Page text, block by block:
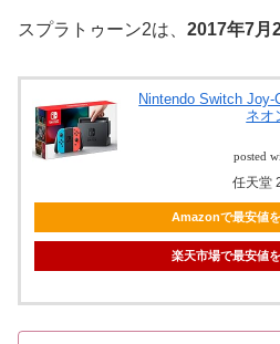
スプラトゥーン2は、 2017年7月
Nintendo Switch
ネオ
posted
任天堂
Amazonで最安値
楽天市場で最安値